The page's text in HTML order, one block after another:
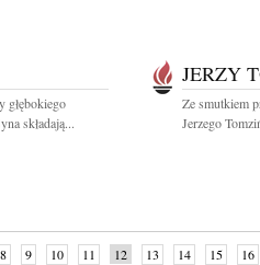
głębokiego
składają...
JERZY
Ze smutkiem
Jerzego
8 9 10 11 12 13 14 15 16